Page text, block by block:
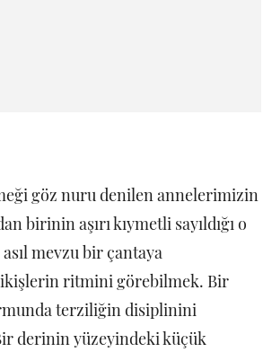
göz nuru denilen annelerimizin
birinin aşırı kıymetli sayıldığı o
mevzu bir çantaya
ritmini görebilmek. Bir
terziliğin disiplinini
derinin yüzeyindeki küçük